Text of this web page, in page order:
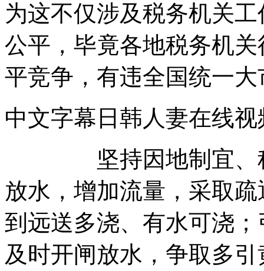
为这不仅涉及税务机关
公平，毕竟各地税务机
平竞争，有违全国统一
中文字幕日韩人妻在
坚持因地制宜、科
放水，增加流量，采取
到远送多浇、有水可浇
及时开闸放水，争取多